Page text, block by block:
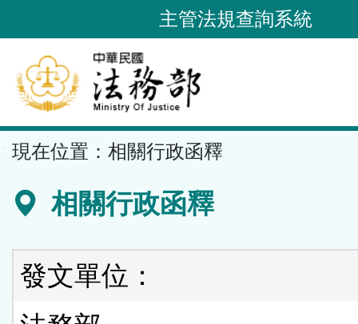
到
要
內
容
區
主管法規查詢系統
現在位置： 相關行政函釋
相關行政函釋
發文單位：